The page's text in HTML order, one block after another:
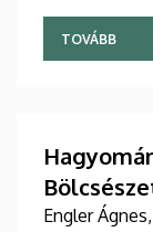
2025
Debreceni
TOVÁBB
Engler